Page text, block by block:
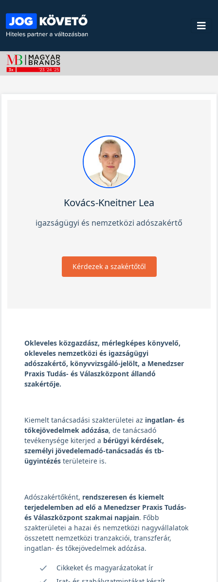
Kovács-Kneitner Lea
igazságügyi és nemzetközi adószakértő
Kérdezek a szakértőtől
Okleveles közgazdász, mérlegképes könyvelő,
okleveles nemzetközi és igazságügyi
adószakértő, könyvvizsgáló-jelölt, a Menedzser
Praxis Tudás- és Válaszközpont állandó
szakértője.
Kiemelt tanácsadási szakterületei az ingatlan- és
tőkejövedelmek adózása, de tanácsadó
tevékenysége kiterjed a bérügyi kérdések,
személyi jövedelemadó-tanácsadás és tb-
ügyintézés területeire is.
Adószakértőként, rendszeresen és kiemelt
terjedelemben ad elő a Menedzser Praxis Tudás-
és Válaszközpont szakmai napjain. Főbb
szakterületei a hazai és nemzetközi nagyvállalatok
összetett nemzetközi tranzakciói, transzferár,
ingatlan- és tőkejövedelmek adózása.
Cikkeket és magyarázatokat ír